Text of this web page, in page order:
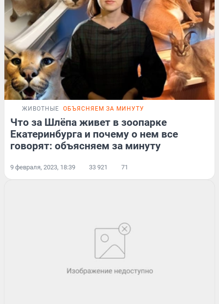
ЖИВОТНЫЕ ОБЪЯСНЯЕМ ЗА МИНУТУ
Что за Шлёпа живет в зоопарке
Екатеринбурга и почему о нем все
говорят: объясняем за минуту
9 февраля, 2023, 18:39 33 921 71